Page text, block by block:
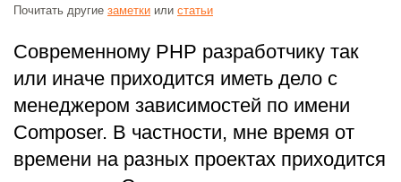
Почитать другие заметки или статьи
Современному PHP разработчику так
или иначе приходится иметь дело с
менеджером зависимостей по имени
Composer. В частности, мне время от
времени на разных проектах приходится